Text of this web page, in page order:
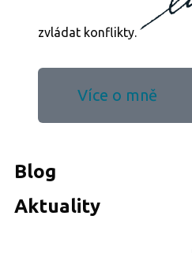
zvládat konflikty.
Více o mně
Blog
Aktuality